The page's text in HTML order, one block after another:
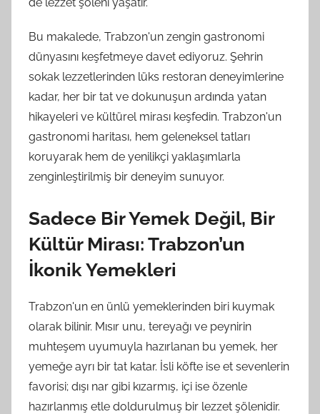
Bu makalede, Trabzon'un zengin gastronomi
dünyasını keşfetmeye davet ediyoruz. Şehrin
sokak lezzetlerinden lüks restoran deneyimlerine
kadar, her bir tat ve dokunuşun ardında yatan
hikayeleri ve kültürel mirası keşfedin. Trabzon'un
gastronomi haritası, hem geleneksel tatları
koruyarak hem de yenilikçi yaklaşımlarla
zenginleştirilmiş bir deneyim sunuyor.
Sadece Bir Yemek Değil, Bir
Kültür Mirası: Trabzon’un
İkonik Yemekleri
Trabzon'un en ünlü yemeklerinden biri kuymak
olarak bilinir. Mısır unu, tereyağı ve peynirin
muhteşem uyumuyla hazırlanan bu yemek, her
yemeğe ayrı bir tat katar. İsli köfte ise et sevenlerin
favorisi; dışı nar gibi kızarmış, içi ise özenle
hazırlanmış etle doldurulmuş bir lezzet şölenidir.